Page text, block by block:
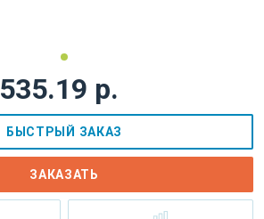
535.19 р.
БЫСТРЫЙ ЗАКАЗ
ЗАКАЗАТЬ